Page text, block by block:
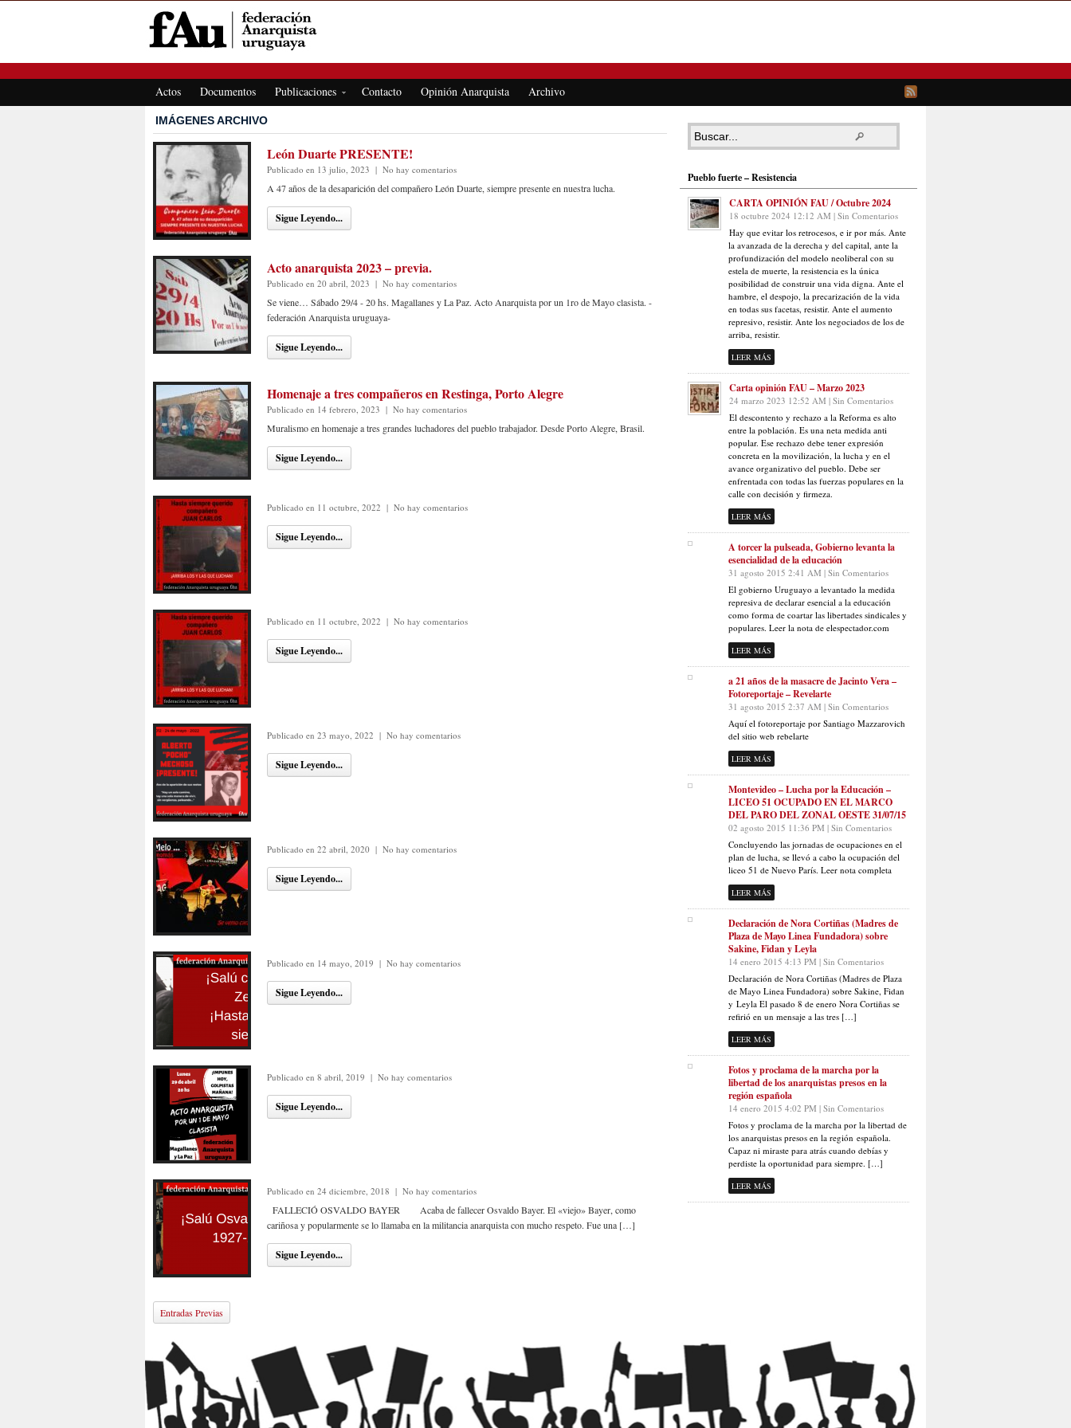
Actos Documentos Publicaciones Contacto Opinión Anarquista Archivo
IMÁGENES ARCHIVO
León Duarte PRESENTE!
Publicado en 13 julio, 2023 | No hay comentarios
A 47 años de la desaparición del compañero León Duarte, siempre presente en nuestra lucha.
Sigue Leyendo...
Acto anarquista 2023 – previa.
Publicado en 20 abril, 2023 | No hay comentarios
Se viene… Sábado 29/4 - 20 hs. Magallanes y La Paz. Acto Anarquista por un 1ro de Mayo clasista. -
federación Anarquista uruguaya-
Sigue Leyendo...
Homenaje a tres compañeros en Restinga, Porto Alegre
Publicado en 14 febrero, 2023 | No hay comentarios
Muralismo en homenaje a tres grandes luchadores del pueblo trabajador. Desde Porto Alegre, Brasil.
Sigue Leyendo...
Publicado en 11 octubre, 2022 | No hay comentarios
Sigue Leyendo...
Publicado en 11 octubre, 2022 | No hay comentarios
Sigue Leyendo...
Publicado en 23 mayo, 2022 | No hay comentarios
Sigue Leyendo...
Publicado en 22 abril, 2020 | No hay comentarios
Sigue Leyendo...
Publicado en 14 mayo, 2019 | No hay comentarios
Sigue Leyendo...
Publicado en 8 abril, 2019 | No hay comentarios
Sigue Leyendo...
Publicado en 24 diciembre, 2018 | No hay comentarios
FALLECIÓ OSVALDO BAYER Acaba de fallecer Osvaldo Bayer. El «viejo» Bayer, como
cariñosa y popularmente se lo llamaba en la militancia anarquista con mucho respeto. Fue una […]
Sigue Leyendo...
Entradas Previas
Pueblo fuerte – Resistencia
CARTA OPINIÓN FAU / Octubre 2024
18 octubre 2024 12:12 AM | Sin Comentarios
Hay que evitar los retrocesos, e ir por más. Ante
la avanzada de la derecha y del capital, ante la
profundización del modelo neoliberal con su
estela de muerte, la resistencia es la única
posibilidad de construir una vida digna. Ante el
hambre, el despojo, la precarización de la vida
en todas sus facetas, resistir. Ante el aumento
represivo, resistir. Ante los negociados de los de
arriba, resistir.
LEER MÁS
Carta opinión FAU – Marzo 2023
24 marzo 2023 12:52 AM | Sin Comentarios
El descontento y rechazo a la Reforma es alto
entre la población. Es una neta medida anti
popular. Ese rechazo debe tener expresión
concreta en la movilización, la lucha y en el
avance organizativo del pueblo. Debe ser
enfrentada con todas las fuerzas populares en la
calle con decisión y firmeza.
LEER MÁS
A torcer la pulseada, Gobierno levanta la
esencialidad de la educación
31 agosto 2015 2:41 AM | Sin Comentarios
El gobierno Uruguayo a levantado la medida
represiva de declarar esencial a la educación
como forma de coartar las libertades sindicales y
populares. Leer la nota de elespectador.com
LEER MÁS
a 21 años de la masacre de Jacinto Vera –
Fotoreportaje – Revelarte
31 agosto 2015 2:37 AM | Sin Comentarios
Aquí el fotoreportaje por Santiago Mazzarovich
del sitio web rebelarte
LEER MÁS
Montevideo – Lucha por la Educación –
LICEO 51 OCUPADO EN EL MARCO
DEL PARO DEL ZONAL OESTE 31/07/15
02 agosto 2015 11:36 PM | Sin Comentarios
Concluyendo las jornadas de ocupaciones en el
plan de lucha, se llevó a cabo la ocupación del
liceo 51 de Nuevo París. Leer nota completa
LEER MÁS
Declaración de Nora Cortiñas (Madres de
Plaza de Mayo Linea Fundadora) sobre
Sakine, Fidan y Leyla
14 enero 2015 4:13 PM | Sin Comentarios
Declaración de Nora Cortiñas (Madres de Plaza
de Mayo Linea Fundadora) sobre Sakine, Fidan
y Leyla El pasado 8 de enero Nora Cortiñas se
refirió en un mensaje a las tres […]
LEER MÁS
Fotos y proclama de la marcha por la
libertad de los anarquistas presos en la
región española
14 enero 2015 4:02 PM | Sin Comentarios
Fotos y proclama de la marcha por la libertad de
los anarquistas presos en la región española.
Capaz ni miraste para atrás cuando debías y
perdiste la oportunidad para siempre. […]
LEER MÁS